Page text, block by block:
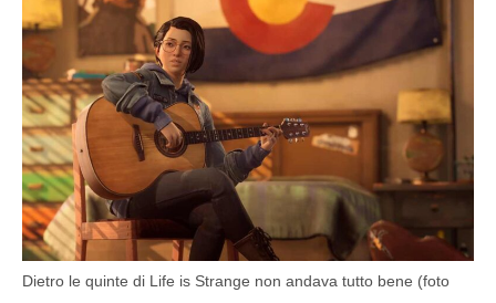
Dietro le quinte di Life is Strange non andava tutto bene (foto